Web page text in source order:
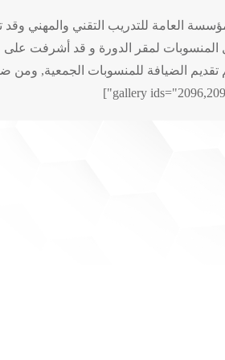
العامة للتدريب التقني والمهني وقد
في الجمعية لنقل المنسوبات لمقر الدورة و قد أشرفت على
تقديم الضيافة للمنسوبات الجمعية, ومن